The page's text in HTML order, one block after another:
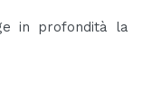
in profondità la